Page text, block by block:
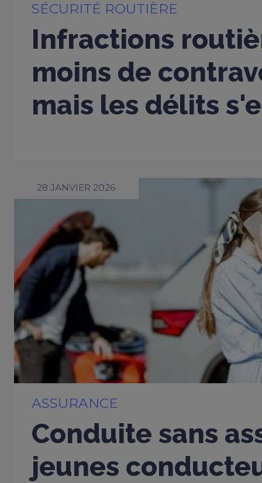
SÉCURITÉ ROUTIÈRE
Infractions
moins de
mais les délits
28 JANVIER 2026
ASSURANCE
Conduite sans
jeunes